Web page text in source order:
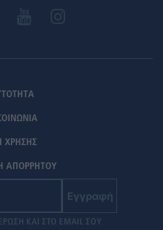
ΧΡΗΣΗΣ
ΑΠΟΡΡΗΤΟΥ
Εγγραφή
ΚΑΙ ΣΤΟ EMAIL ΣΟΥ